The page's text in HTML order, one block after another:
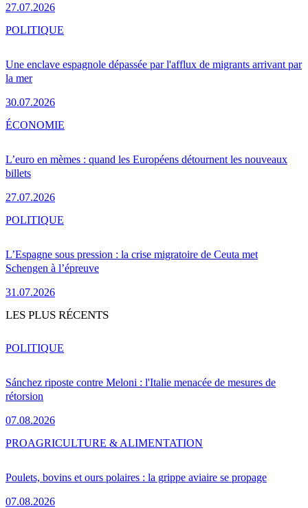
27.07.2026
Une enclave espagnole dépassée par l'afflux de migrants arrivant par
la mer
30.07.2026
POLITIQUE
L’euro en mèmes : quand les Européens détournent les nouveaux
billets
27.07.2026
ÉCONOMIE
L’Espagne sous pression : la crise migratoire de Ceuta met
Schengen à l’épreuve
31.07.2026
POLITIQUE
LES PLUS RÉCENTS
Sánchez riposte contre Meloni : l'Italie menacée de mesures de
rétorsion
07.08.2026
POLITIQUE
Poulets, bovins et ours polaires : la grippe aviaire se propage
07.08.2026
PROAGRICULTURE & ALIMENTATION